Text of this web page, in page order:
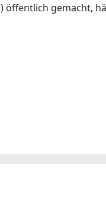
öffentlich gemacht,